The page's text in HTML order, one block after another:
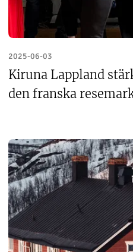
2025-06-03
Kiruna Lappland stärker sin position på
den franska